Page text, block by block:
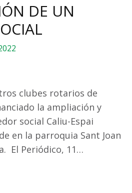
DE UN
clubes rotarios de
la ampliación y
social Caliu-Espai
en la parroquia Sant Joan
El Periódico, 11…